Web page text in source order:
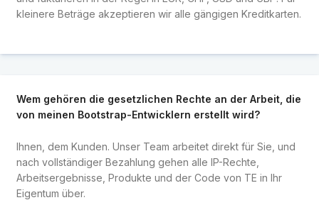
kleinere Beträge akzeptieren wir alle gängigen Kreditkarten.
Wem gehören die gesetzlichen Rechte an der Arbeit, die
von meinen Bootstrap-Entwicklern erstellt wird?
Ihnen, dem Kunden. Unser Team arbeitet direkt für Sie, und
nach vollständiger Bezahlung gehen alle IP-Rechte,
Arbeitsergebnisse, Produkte und der Code von TE in Ihr
Eigentum über.